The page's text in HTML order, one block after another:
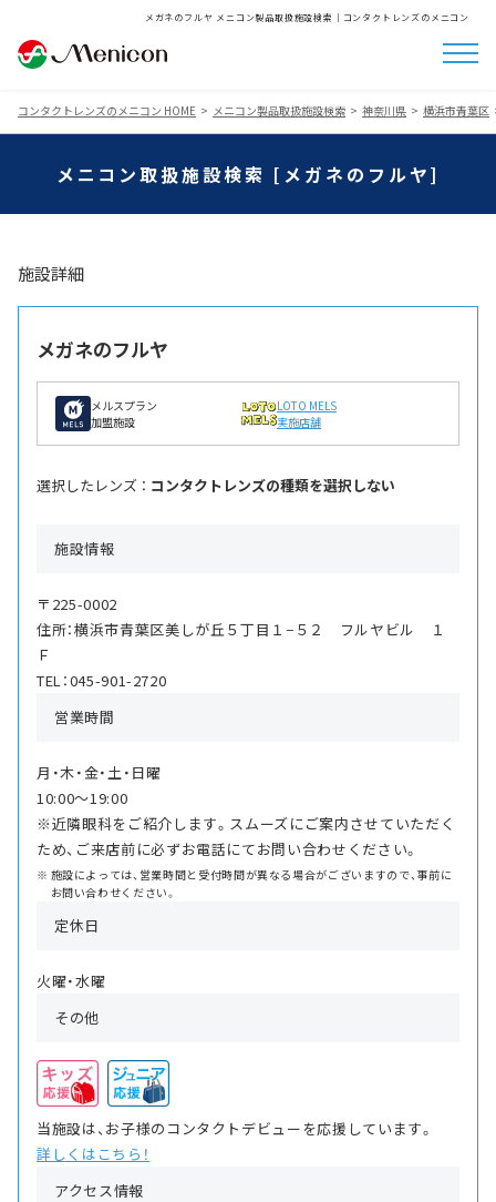
メガネのフルヤ メニコン製品取扱施設検索│コンタクトレンズのメニコン
コンタクトレンズのメニコン HOME メニコン製品取扱施設検索 神奈川県 横浜市青葉区
メニコン取扱施設検索 [メガネのフルヤ]
施設詳細
メガネのフルヤ
メルスプラン
加盟施設
LOTO MELS
実施店舗
選択したレンズ ： コンタクトレンズの種類を選択しない
施設情報
〒225-0002
住所：横浜市青葉区美しが丘５丁目１−５２ フルヤビル １
Ｆ
TEL：045-901-2720
営業時間
月・木・金・土・日曜
10:00〜19:00
※近隣眼科をご紹介します。スムーズにご案内させていただく
ため、ご来店前に必ずお電話にてお問い合わせください。
施設によっては、営業時間と受付時間が異なる場合がございますので、事前に
お問い合わせください。
定休日
火曜・水曜
その他
当施設は、お子様のコンタクトデビューを応援しています。
詳しくはこちら！
アクセス情報